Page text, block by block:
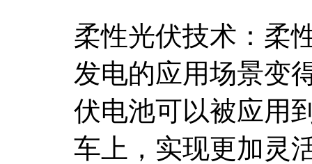
柔性光伏技术：柔
发电的应用场景变
伏电池可以被应用
车上，实现更加灵